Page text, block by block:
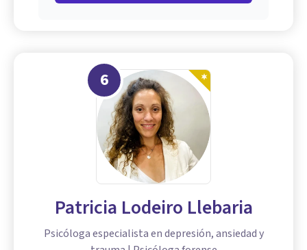
6
Patricia Lodeiro Llebaria
Psicóloga especialista en depresión, ansiedad y